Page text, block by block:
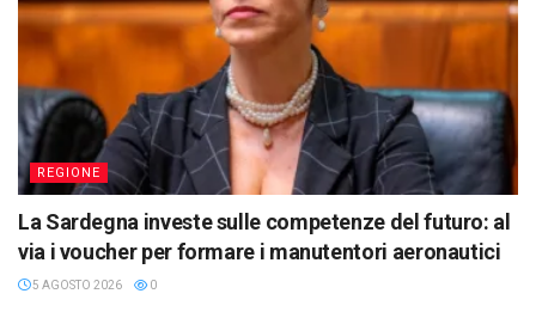
REGIONE
La Sardegna investe sulle competenze del futuro: al
via i voucher per formare i manutentori aeronautici
5 AGOSTO 2026 0